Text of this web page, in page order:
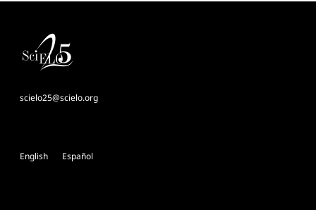
scielo25@scielo.org
English Español